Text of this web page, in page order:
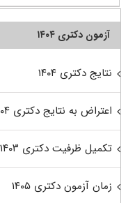
آزمون دکتری ۱۴۰۴
نتایج دکتری ۱۴۰۴
اعتراض به نتایج دکتری ۱۴۰۴
تکمیل ظرفیت دکتری ۱۴۰۳
زمان آزمون دکتری ۱۴۰۵